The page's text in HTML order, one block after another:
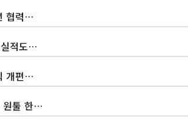
협력…
적도…
개편…
원툴 한…